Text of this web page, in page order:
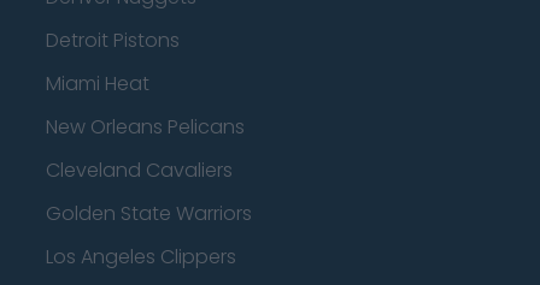
Detroit Pistons
Miami Heat
New Orleans Pelicans
Cleveland Cavaliers
Golden State Warriors
Los Angeles Clippers